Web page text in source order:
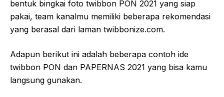
bentuk bingkai foto twibbon PON 2021 yang siap
pakai, team kanalmu memiliki beberapa rekomendasi
yang berasal dari laman twibbonize.com.
Adapun berikut ini adalah beberapa contoh ide
twibbon PON dan PAPERNAS 2021 yang bisa kamu
langsung gunakan.